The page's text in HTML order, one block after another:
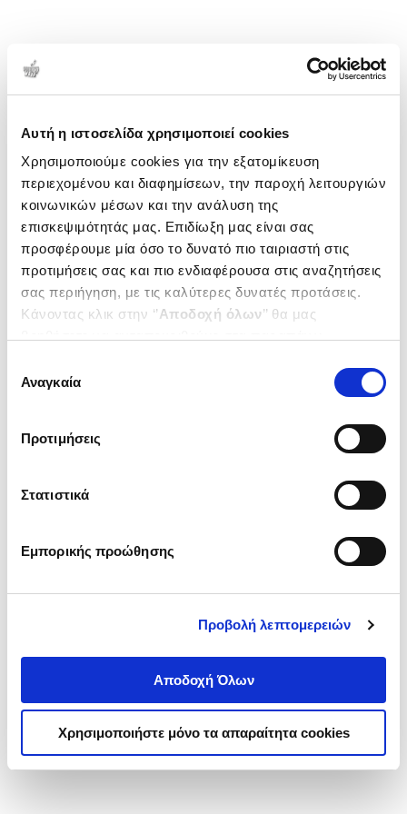
Αυτή η ιστοσελίδα χρησιμοποιεί cookies
Χρησιμοποιούμε cookies για την εξατομίκευση
περιεχομένου και διαφημίσεων, την παροχή λειτουργιών
κοινωνικών μέσων και την ανάλυση της
επισκεψιμότητάς μας. Επιδίωξη μας είναι σας
προσφέρουμε μία όσο το δυνατό πιο ταιριαστή στις
προτιμήσεις σας και πιο ενδιαφέρουσα στις αναζητήσεις
σας περιήγηση, με τις καλύτερες δυνατές προτάσεις.
Κάνοντας κλικ στην ‘’Αποδοχή όλων’’ θα μας
ενδιαφέρουν και να επιλέξετε από τα παρακάτω με την
΄΄και να ενημερωθείτε σχετικά με
συγκατάθεσης
Αναγκαία
Προτιμήσεις
Στατιστικά
Εμπορικής προώθησης
Προβολή λεπτομερειών
Αποδοχή Όλων
Χρησιμοποιήστε μόνο τα απαραίτητα cookies